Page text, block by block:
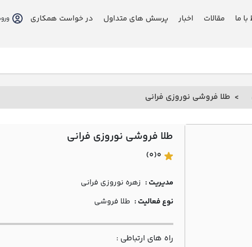
با ما مقالات اخبار پرسش های متداول در خواست همکاری
طلا فروشی نوروزي فراني
طلا فروشی نوروزي فراني
0
(0)
مدیریت : زهره نوروزي فراني
نوع فعالیت : طلا فروشی
راه های ارتباطی :